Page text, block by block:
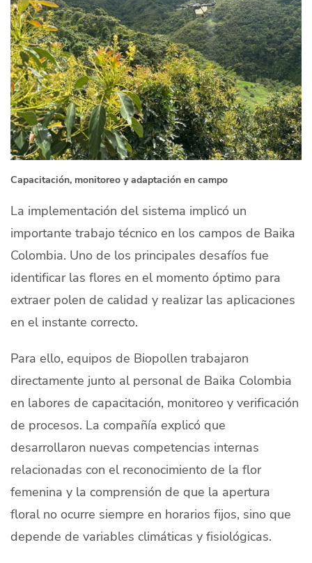
Capacitación, monitoreo y adaptación en campo
La implementación del sistema implicó un
importante trabajo técnico en los campos de Baika
Colombia. Uno de los principales desafíos fue
identificar las flores en el momento óptimo para
extraer polen de calidad y realizar las aplicaciones
en el instante correcto.
Para ello, equipos de Biopollen trabajaron
directamente junto al personal de Baika Colombia
en labores de capacitación, monitoreo y verificación
de procesos. La compañía explicó que
desarrollaron nuevas competencias internas
relacionadas con el reconocimiento de la flor
femenina y la comprensión de que la apertura
floral no ocurre siempre en horarios fijos, sino que
depende de variables climáticas y fisiológicas.